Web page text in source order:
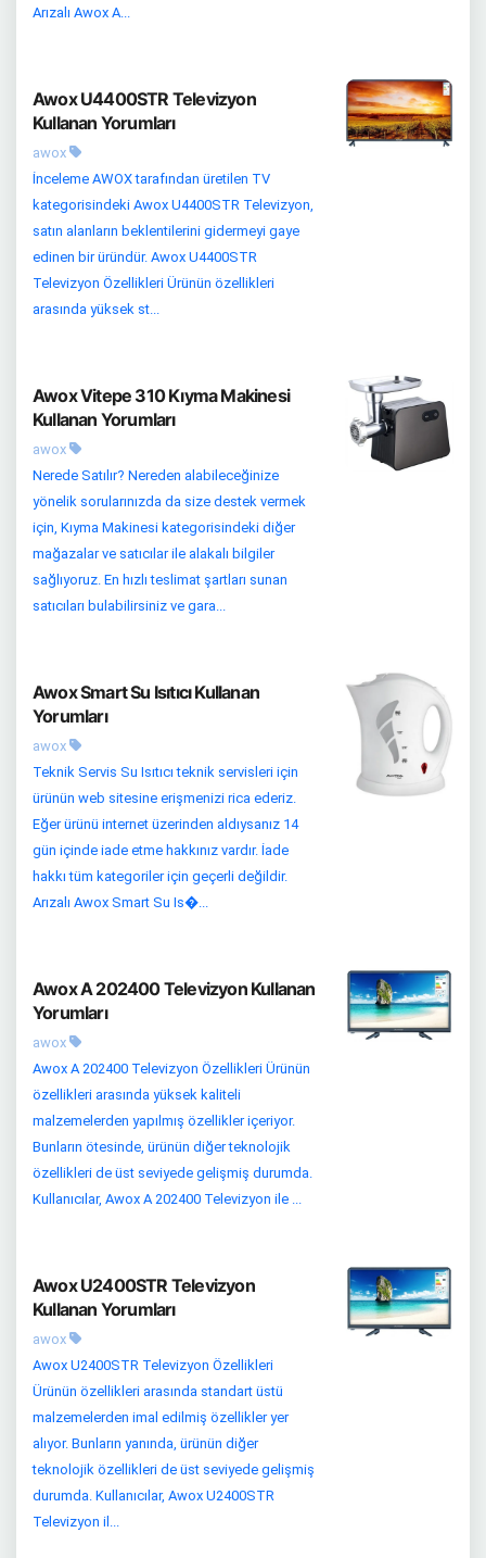
Arızalı Awox A...
Awox U4400STR Televizyon
Kullanan Yorumları
awox
İnceleme AWOX tarafından üretilen TV
kategorisindeki Awox U4400STR Televizyon,
satın alanların beklentilerini gidermeyi gaye
edinen bir üründür. Awox U4400STR
Televizyon Özellikleri Ürünün özellikleri
arasında yüksek st...
Awox Vitepe 310 Kıyma Makinesi
Kullanan Yorumları
awox
Nerede Satılır? Nereden alabileceğinize
yönelik sorularınızda da size destek vermek
için, Kıyma Makinesi kategorisindeki diğer
mağazalar ve satıcılar ile alakalı bilgiler
sağlıyoruz. En hızlı teslimat şartları sunan
satıcıları bulabilirsiniz ve gara...
Awox Smart Su Isıtıcı Kullanan
Yorumları
awox
Teknik Servis Su Isıtıcı teknik servisleri için
ürünün web sitesine erişmenizi rica ederiz.
Eğer ürünü internet üzerinden aldıysanız 14
gün içinde iade etme hakkınız vardır. İade
hakkı tüm kategoriler için geçerli değildir.
Arızalı Awox Smart Su Is�...
Awox A 202400 Televizyon Kullanan
Yorumları
awox
Awox A 202400 Televizyon Özellikleri Ürünün
özellikleri arasında yüksek kaliteli
malzemelerden yapılmış özellikler içeriyor.
Bunların ötesinde, ürünün diğer teknolojik
özellikleri de üst seviyede gelişmiş durumda.
Kullanıcılar, Awox A 202400 Televizyon ile ...
Awox U2400STR Televizyon
Kullanan Yorumları
awox
Awox U2400STR Televizyon Özellikleri
Ürünün özellikleri arasında standart üstü
malzemelerden imal edilmiş özellikler yer
alıyor. Bunların yanında, ürünün diğer
teknolojik özellikleri de üst seviyede gelişmiş
durumda. Kullanıcılar, Awox U2400STR
Televizyon il...